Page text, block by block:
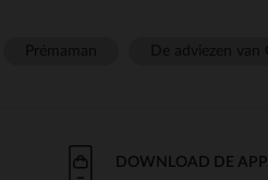
DOWNLOAD DE APP